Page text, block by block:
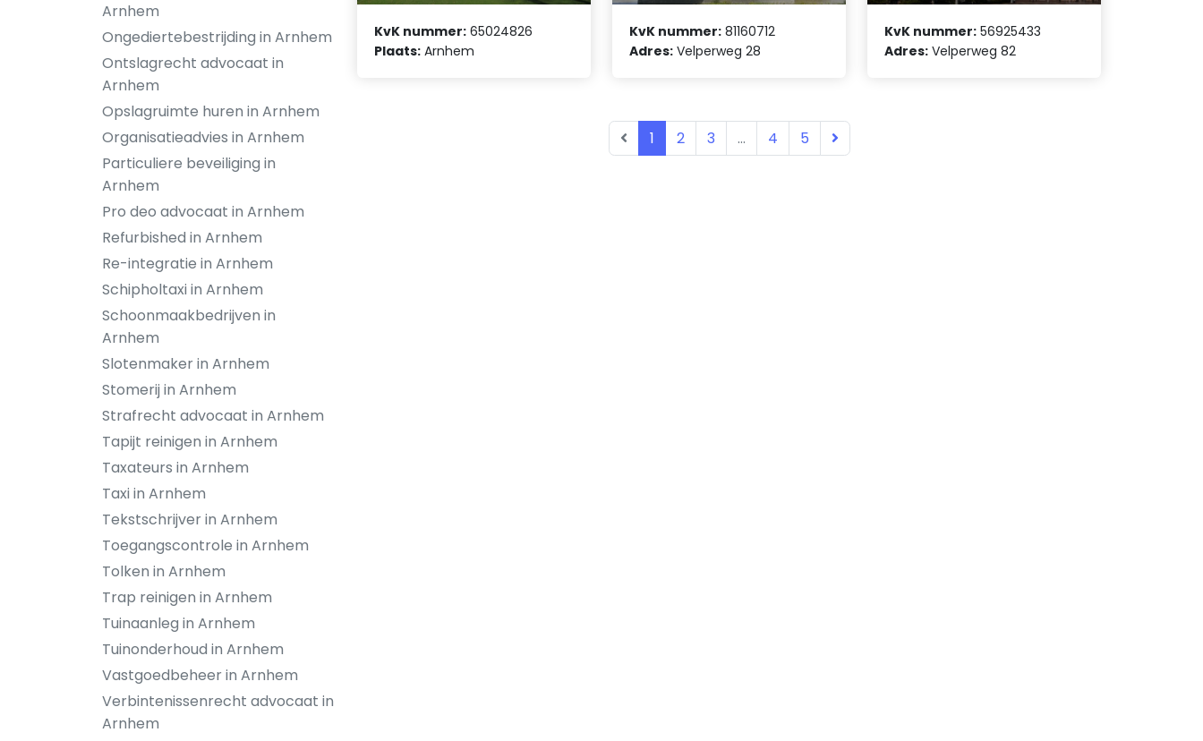
Arnhem
Ongediertebestrijding in Arnhem
Ontslagrecht advocaat in
Arnhem
Opslagruimte huren in Arnhem
Organisatieadvies in Arnhem
Particuliere beveiliging in
Arnhem
Pro deo advocaat in Arnhem
Refurbished in Arnhem
Re-integratie in Arnhem
Schipholtaxi in Arnhem
Schoonmaakbedrijven in
Arnhem
Slotenmaker in Arnhem
Stomerij in Arnhem
Strafrecht advocaat in Arnhem
Tapijt reinigen in Arnhem
Taxateurs in Arnhem
Taxi in Arnhem
Tekstschrijver in Arnhem
Toegangscontrole in Arnhem
Tolken in Arnhem
Trap reinigen in Arnhem
Tuinaanleg in Arnhem
Tuinonderhoud in Arnhem
Vastgoedbeheer in Arnhem
Verbintenissenrecht advocaat in
Arnhem
KvK nummer: 65024826
Plaats: Arnhem
KvK nummer: 81160712
Adres: Velperweg 28
KvK nummer: 56925433
Adres: Velperweg 82
1 2 3 ... 4 5